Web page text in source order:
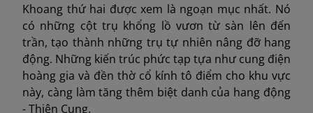
Khoang thứ hai được xem là ngoạn mục nhất. Nó
có những cột trụ khổng lồ vươn từ sàn lên đến
trần, tạo thành những trụ tự nhiên nâng đỡ hang
động. Những kiến trúc phức tạp tựa như cung điện
hoàng gia và đền thờ cổ kính tô điểm cho khu vực
này, càng làm tăng thêm biệt danh của hang động
- Thiên Cung.